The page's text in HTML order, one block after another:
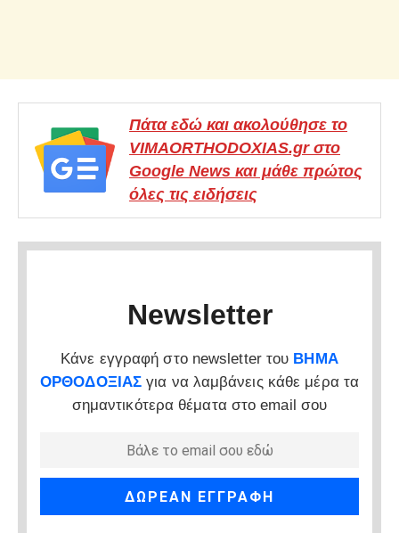
Πάτα εδώ και ακολούθησε το
VIMAORTHODOXIAS.gr στο
Google News και μάθε πρώτος
όλες τις ειδήσεις
Newsletter
Κάνε εγγραφή στο newsletter του ΒΗΜΑ
ΟΡΘΟΔΟΞΙΑΣ για να λαμβάνεις κάθε μέρα τα
σημαντικότερα θέματα στο email σου